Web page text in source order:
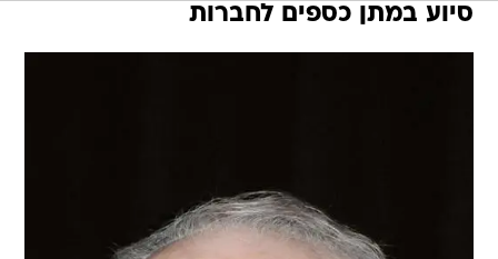
סיוע במתן כספים לחברות